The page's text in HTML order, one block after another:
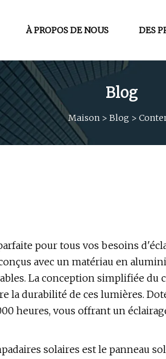
À PROPOS DE NOUS DES
Blog
Maison > Blog >
pour tous vos besoins
avec un matériau en
La conception simplifiée du
la durabilité de ces lumières.
heures, vous offrant un
solaires est le panneau